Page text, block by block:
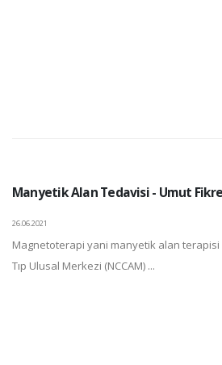
Manyetik Alan Tedavisi - Umut
26.06.2021
Magnetoterapi yani manyetik alan terapisi
Tıp Ulusal Merkezi (NCCAM) ...